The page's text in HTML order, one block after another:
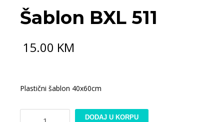
Šablon BXL 511
15.00 KM
Plastični šablon 40x60cm
DODAJ U KORPU